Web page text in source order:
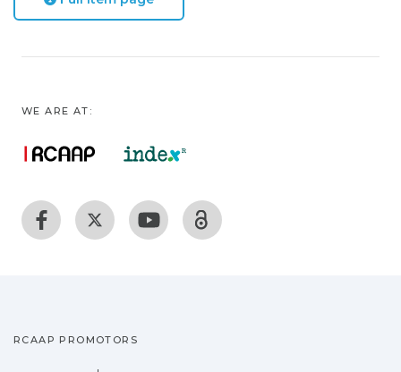
WE ARE AT:
RCAAP PROMOTORS